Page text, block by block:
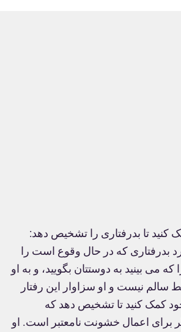
تا بدرفتاری را تشخیص دهد:
بدرفتاری که در حال وقوع است را
می بینید به دوستتان بگویید، و به او
سالم نیست و او سزاوار این رفتار
کمک کنید تا تشخیص دهد که
برای اعمال خشونت نامعتبر است. او